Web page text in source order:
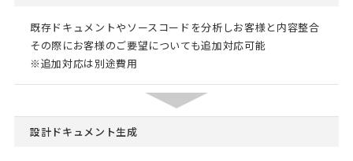
既存ドキュメントやソースコードを分析しお客様と内容整合
その際にお客様のご要望についても追加対応可能
※追加対応は別途費用
設計ドキュメント生成